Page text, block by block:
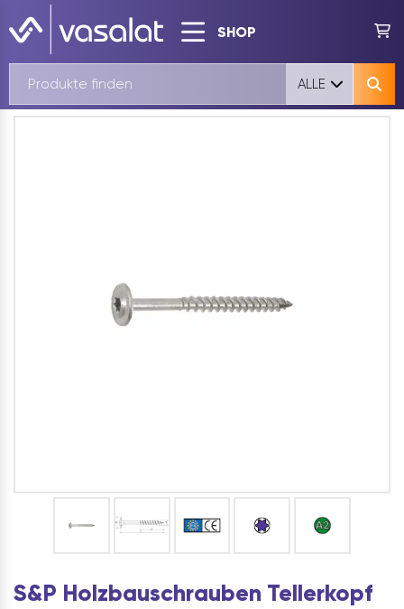
SHOP
ALLE
S&P Holzbauschrauben Tellerkopf